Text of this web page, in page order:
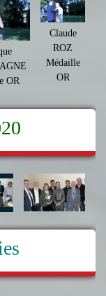
OR
Claude
ROZ
Médaille
OR